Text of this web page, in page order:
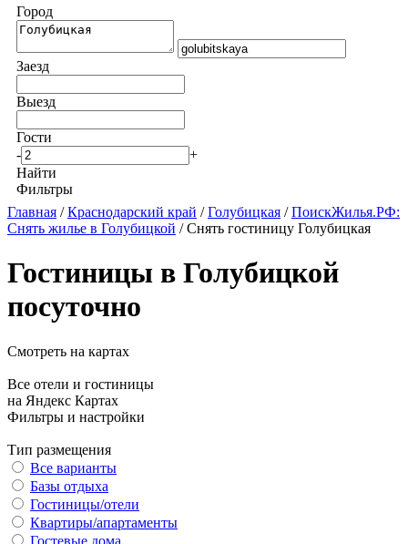
Город
Заезд
Выезд
Гости
-
+
Найти
Фильтры
Главная /Краснодарский край /Голубицкая /ПоискЖилья.РФ:
Снять жилье в Голубицкой / Снять гостиницу Голубицкая
Гостиницы в Голубицкой
посуточно
Смотреть на картах
Все отели и гостиницы
на Яндекс Картах
Фильтры и настройки
Тип размещения
Все варианты
Базы отдыха
Гостиницы/отели
Квартиры/апартаменты
Гостевые дома